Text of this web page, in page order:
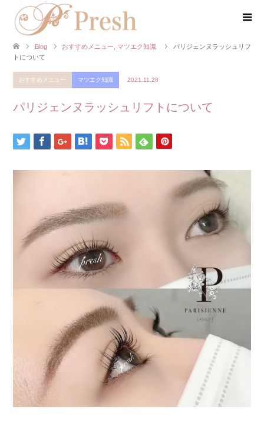
Blog おすすめメニュー マツエク知識
パリジェンヌラッシュリフ
トについて
おすすめメニュー マツエク知識 2021.11.28
パリジェンヌラッシュリフトについて